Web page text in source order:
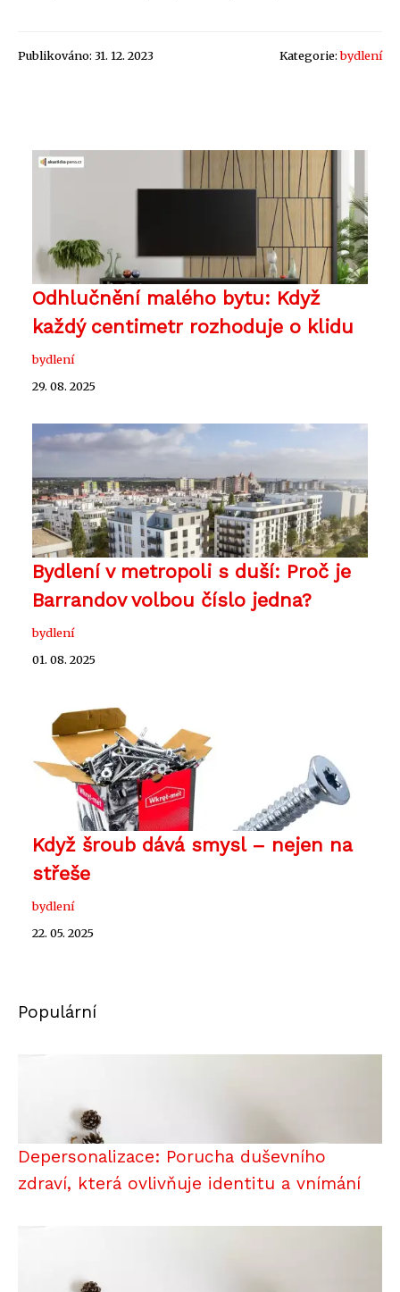
Publikováno: 31. 12. 2023 Kategorie:bydlení
Odhlučnění malého bytu: Když
každý centimetr rozhoduje o klidu
bydlení
29. 08. 2025
Bydlení v metropoli s duší: Proč je
Barrandov volbou číslo jedna?
bydlení
01. 08. 2025
Když šroub dává smysl – nejen na
střeše
bydlení
22. 05. 2025
Populární
Depersonalizace: Porucha duševního
zdraví, která ovlivňuje identitu a vnímání